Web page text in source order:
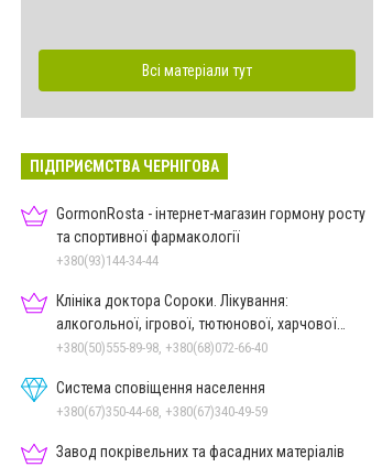
Всі матеріали тут
ПІДПРИЄМСТВА ЧЕРНІГОВА
GormonRosta - інтернет-магазин гормону росту
та спортивної фармакології
+380(93)144-34-44
Клініка доктора Сороки. Лікування:
алкогольної, ігрової, тютюнової, харчової
залежностей, неврозів т
+380(50)555-89-98, +380(68)072-66-40
Система сповіщення населення
+380(67)350-44-68, +380(67)340-49-59
Завод покрівельних та фасадних матеріалів